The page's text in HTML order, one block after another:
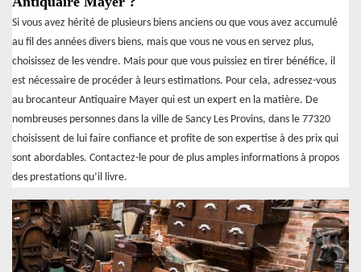
Si vous avez hérité de plusieurs biens anciens ou que vous avez accumulé
au fil des années divers biens, mais que vous ne vous en servez plus,
choisissez de les vendre. Mais pour que vous puissiez en tirer bénéfice, il
est nécessaire de procéder à leurs estimations. Pour cela, adressez-vous
au brocanteur Antiquaire Mayer qui est un expert en la matière. De
nombreuses personnes dans la ville de Sancy Les Provins, dans le 77320
choisissent de lui faire confiance et profite de son expertise à des prix qui
sont abordables. Contactez-le pour de plus amples informations à propos
des prestations qu’il livre.